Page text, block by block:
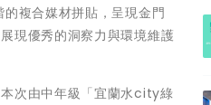
複合媒材拼貼，呈現金門
現優秀的洞察力與環境維護
次由中年級「宜蘭水city綠